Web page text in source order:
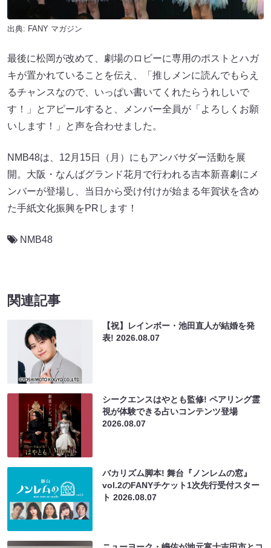
出典: FANY マガジン
最後に松岡が改めて、劇場のロビーに専用のポストとハガ
キが置かれていることを伝え、「推しメンに読んでもらえ
るチャンスなので、いっぱい書いてくれたらうれしいで
す！」とアピールすると、メンバー全員が「よろしくお願
いします！」と声を合わせました。
NMB48は、12月15日（月）にもアンバサダー活動を展
開。大阪・なんばグランド花月で行われる吉本新喜劇にメ
ンバーが登場し、当日から受け付けが始まる年賀状を含め
た手紙文化振興をPRします！
NMB48
関連記事
【祝】レインボー・池田直人が結婚を発
表!2026.08.07
シークエンスはやとも監修! ペアリング霊
視が体験できる占いコンテンツ登場
2026.08.07
バカリズム脚本! 舞台『ノンレムの窓』
vol.2のFANYチケット1次先行受付スター
ト2026.08.07